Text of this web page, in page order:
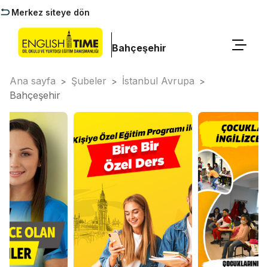
Merkez siteye dön
Bahçeşehir
Ana sayfa > Şubeler > İstanbul Avrupa >
Bahçeşehir